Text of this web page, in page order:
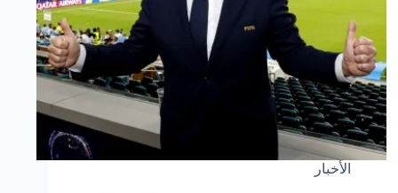
الأخبار